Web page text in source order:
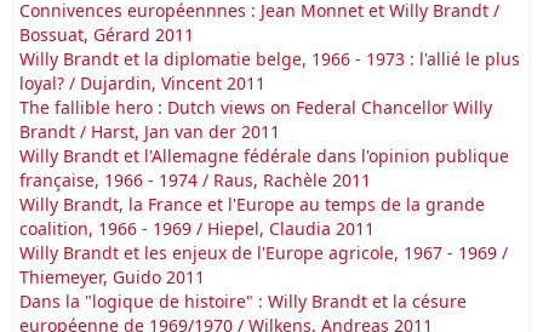
Connivences européennnes : Jean Monnet et Willy Brandt /
Bossuat, Gérard 2011
Willy Brandt et la diplomatie belge, 1966 - 1973 : l'allié le plus
loyal? / Dujardin, Vincent 2011
The fallible hero : Dutch views on Federal Chancellor Willy
Brandt / Harst, Jan van der 2011
Willy Brandt et l'Allemagne fédérale dans l'opinion publique
française, 1966 - 1974 / Raus, Rachèle 2011
Willy Brandt, la France et l'Europe au temps de la grande
coalition, 1966 - 1969 / Hiepel, Claudia 2011
Willy Brandt et les enjeux de l'Europe agricole, 1967 - 1969 /
Thiemeyer, Guido 2011
Dans la "logique de histoire" : Willy Brandt et la césure
européenne de 1969/1970 / Wilkens, Andreas 2011